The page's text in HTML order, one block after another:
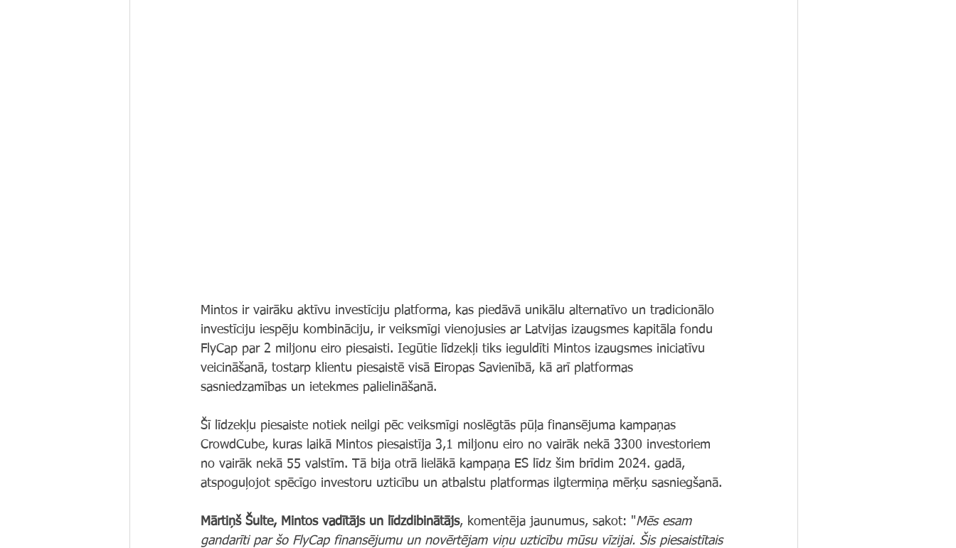
Mintos ir vairāku aktīvu investīciju platforma, kas piedāvā unikālu alternatīvo un tradicionālo
investīciju iespēju kombināciju, ir veiksmīgi vienojusies ar Latvijas izaugsmes kapitāla fondu
FlyCap par 2 miljonu eiro piesaisti. Iegūtie līdzekļi tiks ieguldīti Mintos izaugsmes iniciatīvu
veicināšanā, tostarp klientu piesaistē visā Eiropas Savienībā, kā arī platformas
sasniedzamības un ietekmes palielināšanā.
Šī līdzekļu piesaiste notiek neilgi pēc veiksmīgi noslēgtās pūļa finansējuma kampaņas
CrowdCube, kuras laikā Mintos piesaistīja 3,1 miljonu eiro no vairāk nekā 3300 investoriem
no vairāk nekā 55 valstīm. Tā bija otrā lielākā kampaņa ES līdz šim brīdim 2024. gadā,
atspoguļojot spēcīgo investoru uzticību un atbalstu platformas ilgtermiņa mērķu sasniegšanā.
Mārtiņš Šulte, Mintos vadītājs un līdzdibinātājs, komentēja jaunumus, sakot: "Mēs esam
gandarīti par šo FlyCap finansējumu un novērtējam viņu uzticību mūsu vīzijai. Šis piesaistītais